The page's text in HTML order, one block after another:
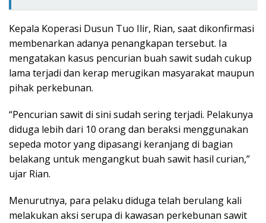
Kepala Koperasi Dusun Tuo Ilir, Rian, saat dikonfirmasi
membenarkan adanya penangkapan tersebut. Ia
mengatakan kasus pencurian buah sawit sudah cukup
lama terjadi dan kerap merugikan masyarakat maupun
pihak perkebunan.
“Pencurian sawit di sini sudah sering terjadi. Pelakunya
diduga lebih dari 10 orang dan beraksi menggunakan
sepeda motor yang dipasangi keranjang di bagian
belakang untuk mengangkut buah sawit hasil curian,”
ujar Rian.
Menurutnya, para pelaku diduga telah berulang kali
melakukan aksi serupa di kawasan perkebunan sawit